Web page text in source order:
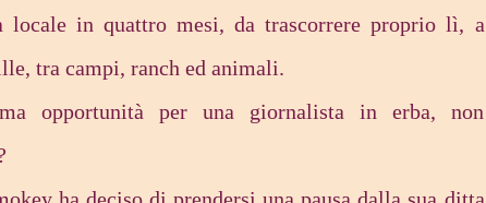
locale in quattro mesi, da trascorrere proprio lì, a
tra campi, ranch ed animali.
opportunità per una giornalista in erba, non